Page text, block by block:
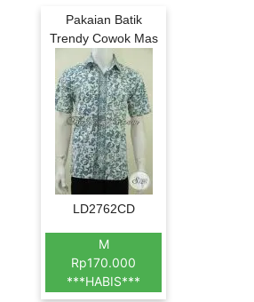
Pakaian Batik
Trendy Cowok Mas
LD2762CD
M
Rp170.000
***HABIS***